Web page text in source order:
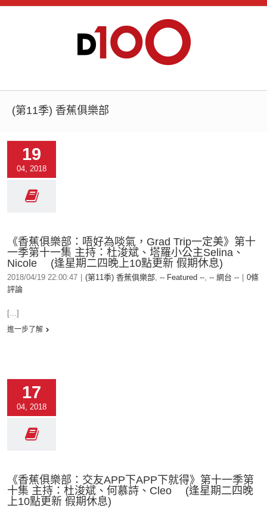
(第11季) 香蕉俱樂部
19
04, 2018
《香蕉俱樂部：唔好為啖氣，Grad Trip一定美》第十
一季第十一集 主持：杜浚斌、塔羅小公主Selina、
Nicole (逢星期二四晚上10點更新 假期休息)
2018/04/19 22:00:47 (第11季) 香蕉俱樂部, -- Featured --, -- 網台 --
0條
評論
[...]
進一步了解
17
04, 2018
《香蕉俱樂部：交友APP下APP下就得》第十一季第
十集 主持：杜浚斌、何慕詩、Cleo (逢星期二四晚
上10點更新 假期休息)